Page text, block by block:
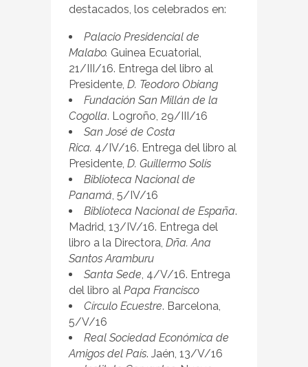
destacados, los celebrados en:
Palacio Presidencial de
Malabo. Guinea Ecuatorial,
21/III/16. Entrega del libro al
Presidente, D. Teodoro Obiang
Fundación San Millán de la
Cogolla. Logroño, 29/III/16
San José de Costa
Rica. 4/IV/16. Entrega del libro al
Presidente, D. Guillermo Solís
Biblioteca Nacional de
Panamá , 5/IV/16
Biblioteca Nacional de España.
Madrid, 13/IV/16. Entrega del
libro a la Directora, Dña. Ana
Santos Aramburu
Santa Sede , 4/V/16. Entrega
del libro al Papa Francisco
Círculo Ecuestre. Barcelona,
5/V/16
Real Sociedad Económica de
Amigos del País. Jaén, 13/V/16